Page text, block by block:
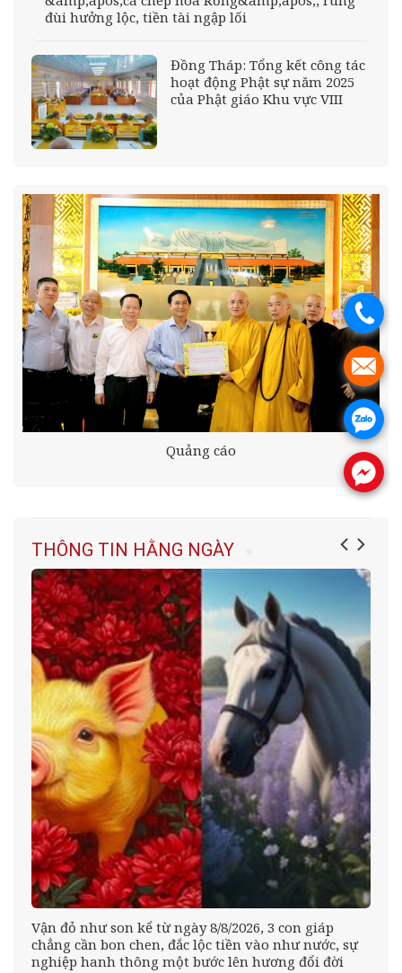
đùi hưởng lộc, tiền tài ngập lối
Đồng Tháp: Tổng kết công tác
hoạt động Phật sự năm 2025
của Phật giáo Khu vực VIII
Quảng cáo
THÔNG TIN HẰNG NGÀY
Vận đỏ như son kể từ ngày 8/8/2026, 3 con giáp
chẳng cần bon chen, đắc lộc tiền vào như nước, sự
nghiệp hanh thông một bước lên hương đổi đời
.
.
.
.